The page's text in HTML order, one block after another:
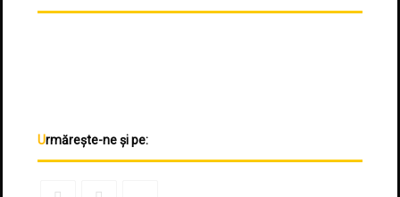
Urmărește-ne și pe: